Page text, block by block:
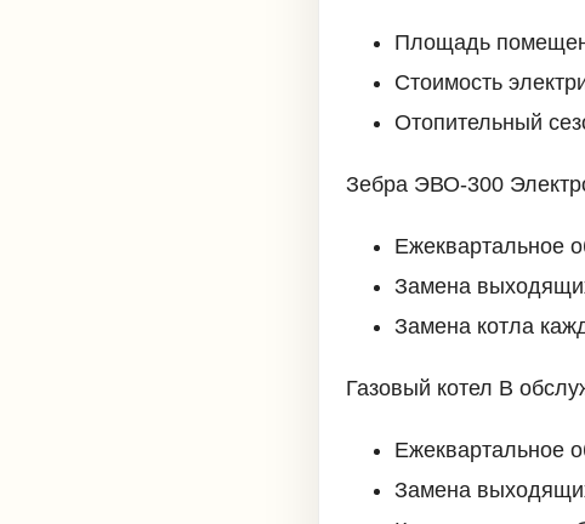
Площадь
Стоимость
Отопительный
Зебра ЭВО-300
Ежеквартальное
Замена
Замена котла
Газовый котел В
Ежеквартальное
Замена